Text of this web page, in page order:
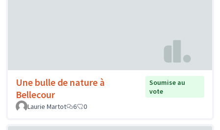
Une bulle de nature à
Bellecour
Soumise au
vote
Laurie Martot
6 0